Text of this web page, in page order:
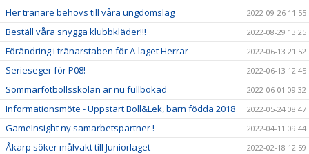
Fler tränare behövs till våra ungdomslag 2022-09-26 11:55
Beställ våra snygga klubbkläder!!! 2022-08-29 13:25
Förändring i tränarstaben för A-laget Herrar 2022-06-13 21:52
Serieseger för P08! 2022-06-13 12:45
Sommarfotbollsskolan är nu fullbokad 2022-06-01 09:32
Informationsmöte - Uppstart Boll&Lek, barn födda 2018 2022-05-24 08:47
GameInsight ny samarbetspartner ! 2022-04-11 09:44
Åkarp söker målvakt till Juniorlaget 2022-02-18 12:59